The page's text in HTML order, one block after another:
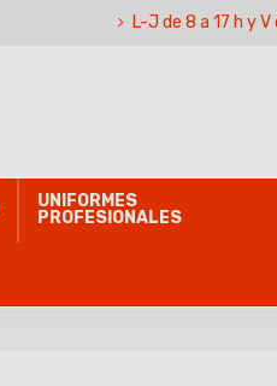
L-J de 8 a 17 h y V
UNIFORMES
PROFESIONALES